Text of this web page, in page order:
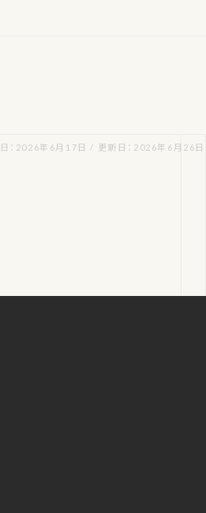
：2026年6月17日 / 更新日：2026年6月26日